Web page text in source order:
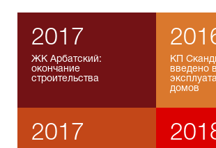
2017
ЖК Арбатский:
окончание
строительства
КП
введено в
домов
2017